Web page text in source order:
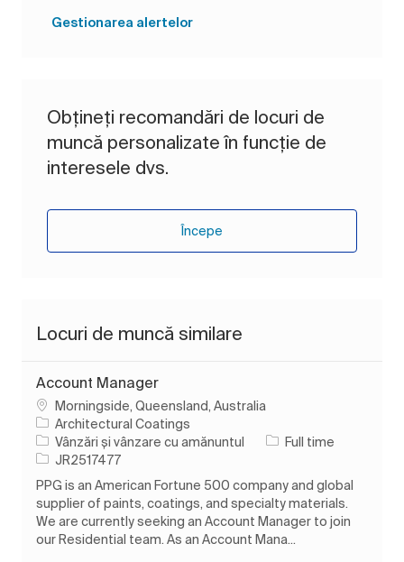
Gestionarea alertelor
Obțineți recomandări de locuri de
muncă personalizate în funcție de
interesele dvs.
Începe
Locuri de muncă similare
Account Manager
LocMorningside, Queensland, Australia
Architectural Coatings
Categorie
Vânzări și vânzare cu amănuntul Tipul postului
Full time
Job IdJR2517477
PPG is an American Fortune 500 company and global
supplier of paints, coatings, and specialty materials.
We are currently seeking an Account Manager to join
our Residential team. As an Account Mana...